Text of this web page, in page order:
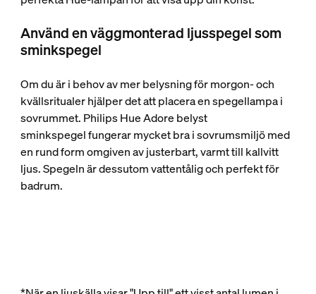
Använd en väggmonterad ljusspegel som
sminkspegel
Om du är i behov av mer belysning för morgon- och
kvällsritualer hjälper det att placera en spegellampa i
sovrummet. Philips Hue Adore belyst
sminkspegel fungerar mycket bra i sovrumsmiljö med
en rund form omgiven av justerbart, varmt till kallvitt
ljus. Spegeln är dessutom vattentålig och perfekt för
badrum.